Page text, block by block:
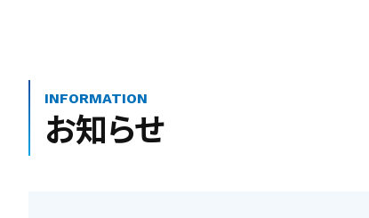
INFORMATION
お知らせ